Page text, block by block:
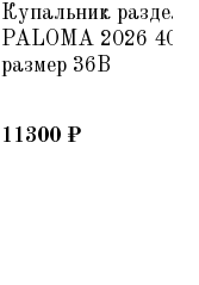
Купальник
PALOMA 2026
размер 36B
11300 ₽